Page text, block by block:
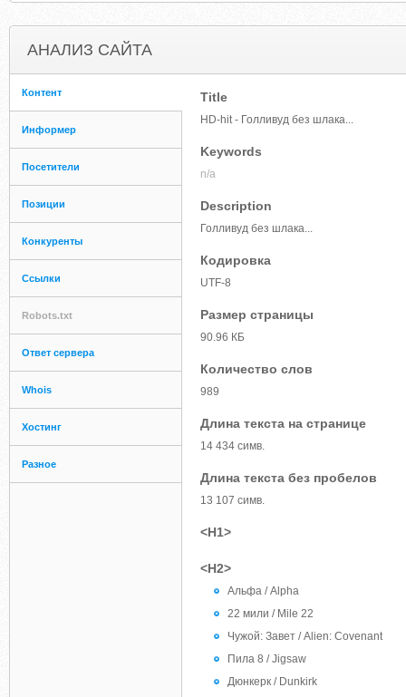
АНАЛИЗ САЙТА
Контент
Информер
Посетители
Позиции
Конкуренты
Ссылки
Robots.txt
Ответ сервера
Whois
Хостинг
Разное
Title
HD-hit - Голливуд без шлака...
Keywords
n/a
Description
Голливуд без шлака...
Кодировка
UTF-8
Размер страницы
90.96 КБ
Количество слов
989
Длина текста на странице
14 434 симв.
Длина текста без пробелов
13 107 симв.
<H1>
<H2>
Альфа / Alpha
22 мили / Mile 22
Чужой: Завет / Alien: Covenant
Пила 8 / Jigsaw
Дюнкерк / Dunkirk